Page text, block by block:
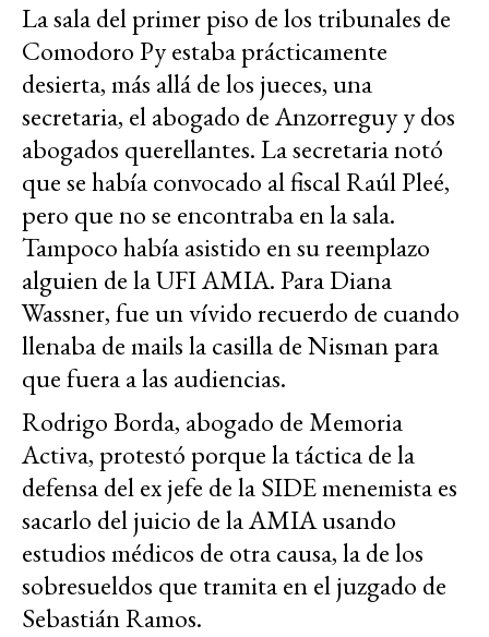
La sala del primer piso de los tribunales de
Comodoro Py estaba prácticamente
desierta, más allá de los jueces, una
secretaria, el abogado de Anzorreguy y dos
abogados querellantes. La secretaria notó
que se había convocado al fiscal Raúl Pleé,
pero que no se encontraba en la sala.
Tampoco había asistido en su reemplazo
alguien de la UFI AMIA. Para Diana
Wassner, fue un vívido recuerdo de cuando
llenaba de mails la casilla de Nisman para
que fuera a las audiencias.
Rodrigo Borda, abogado de Memoria
Activa, protestó porque la táctica de la
defensa del ex jefe de la SIDE menemista es
sacarlo del juicio de la AMIA usando
estudios médicos de otra causa, la de los
sobresueldos que tramita en el juzgado de
Sebastián Ramos.